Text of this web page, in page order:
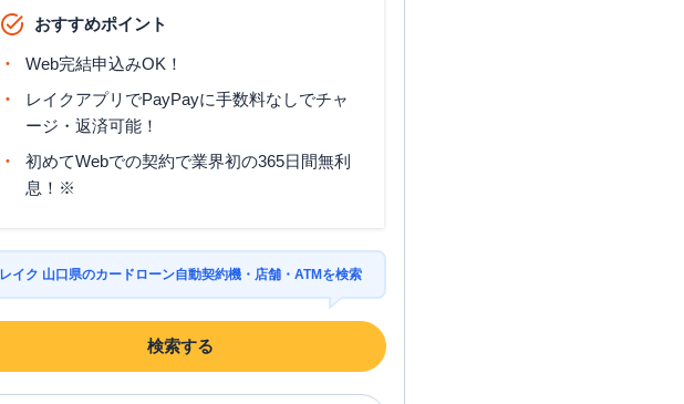
おすすめポイント
Web完結申込みOK！
レイクアプリでPayPayに手数料なしでチャ
ージ・返済可能！
初めてWebでの契約で業界初の365日間無利
息！※
レイク 山口県のカードローン自動契約機・店舗・ATMを検索
検索する